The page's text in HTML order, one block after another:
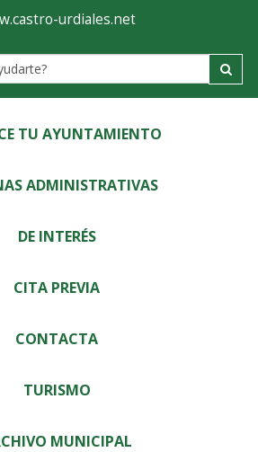
urdiales.net
Label
TU AYUNTAMIENTO
ADMINISTRATIVAS
DE INTERÉS
CITA PREVIA
CONTACTA
TURISMO
MUNICIPAL